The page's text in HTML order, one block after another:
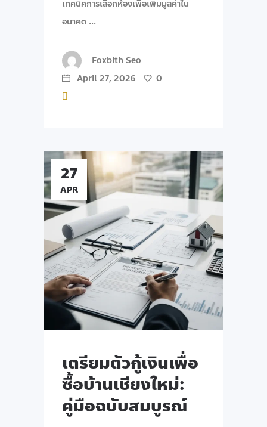
เทคนิคการเลือกห้องเพื่อเพิ่มมูลค่าใน
อนาคต
Foxbith Seo
April 27, 2026
0
27
APR
เตรียมตัวกู้เงินเพื่อ
ซื้อบ้านเชียงใหม่:
คู่มือฉบับสมบูรณ์